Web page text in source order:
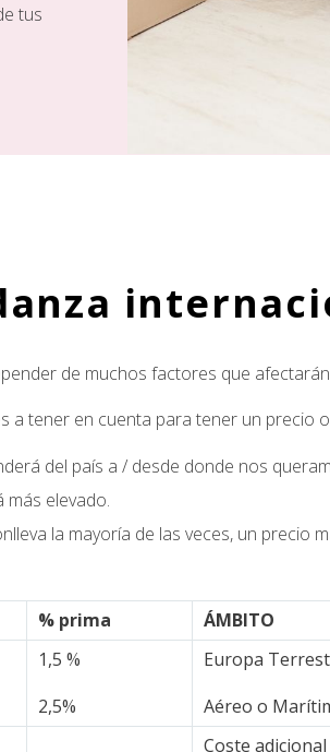
tus
de muchos factores que
a tener en cuenta para tener un precio
del país a / desde donde nos
más elevado.
la mayoría de las veces, un precio
% prima ÁMBITO
1,5 %
2,5%
Europa
Aéreo o
Coste adicional